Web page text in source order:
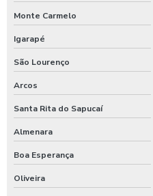
Melhores produtos para
Moedeiro para calibrador
Moedeiro para calibrador de pneus
Moedeiro tarifador para calibrador
Pastilha de cloro para tratamento
Polímero catiônico tratamento de
Posto com aspirador self service
Posto com aspirador self service
Monte Carmelo
Igarapé
São Lourenço
Arcos
Santa Rita do Sapucaí
Almenara
Boa Esperança
Oliveira